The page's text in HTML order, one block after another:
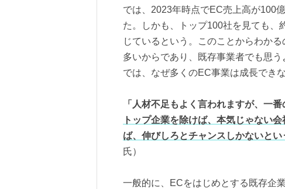
では、2023年時点でEC売上高が100
た。しかも、トップ100社を見ても、
じているという。このことからわか
多いからであり、既存事業者でも思
では、なぜ多くのEC事業は成長でき
「人材不足もよく言われますが、一
トップ企業を除けば、本気じゃない
ば、伸びしろとチャンスしかないとい
氏）
一般的に、ECをはじめとする既存企